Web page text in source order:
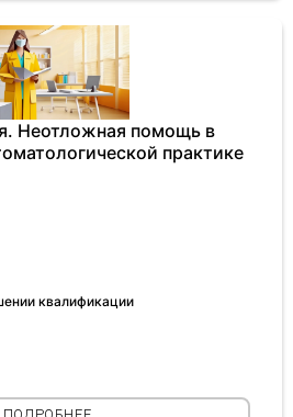
Неотложная помощь в
практике
квалификации